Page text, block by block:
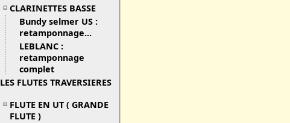
CLARINETTES BASSE
Bundy selmer US :
retamponnage...
LEBLANC :
retamponnage
complet
LES FLUTES TRAVERSIERES
FLUTE EN UT ( GRANDE
FLUTE )